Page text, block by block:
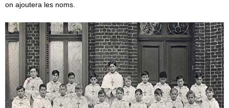
on ajoutera les noms.